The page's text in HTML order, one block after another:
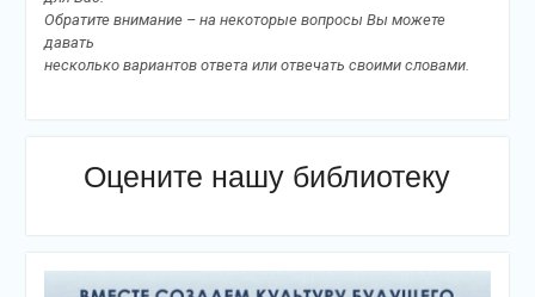
Обратите внимание – на некоторые вопросы Вы можете
давать
несколько вариантов ответа или отвечать своими словами.
Оцените нашу библиотеку